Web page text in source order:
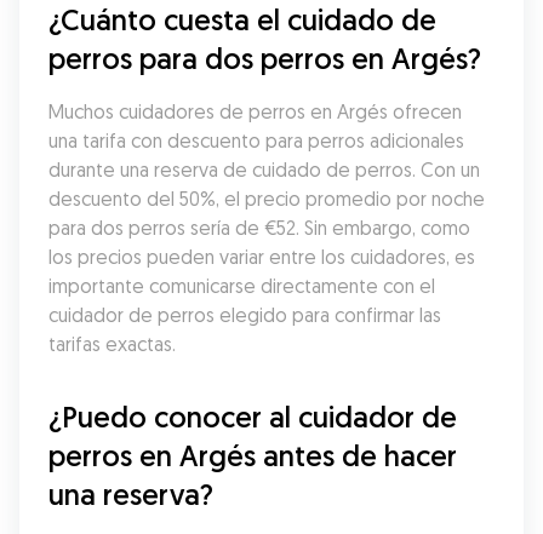
¿Cuánto cuesta el cuidado de
perros para dos perros en Argés?
Muchos cuidadores de perros en Argés ofrecen
una tarifa con descuento para perros adicionales
durante una reserva de cuidado de perros. Con un
descuento del 50%, el precio promedio por noche
para dos perros sería de €52. Sin embargo, como
los precios pueden variar entre los cuidadores, es
importante comunicarse directamente con el
cuidador de perros elegido para confirmar las
tarifas exactas.
¿Puedo conocer al cuidador de
perros en Argés antes de hacer
una reserva?